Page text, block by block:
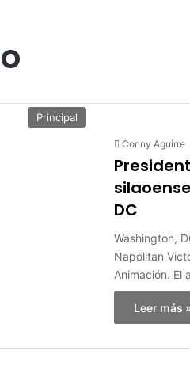
Principal
Conny Aguirre
DC
Washington,
Napolitan
Animación. El
Leer más